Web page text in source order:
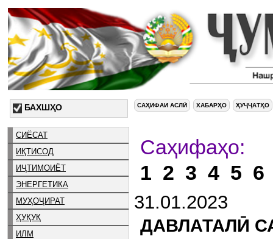
БАХШҲО
СИЁСАТ
ИҚТИСОД
ИҶТИМОИЁТ
ЭНЕРГЕТИКА
МУҲОҶИРАТ
ҲУҚУҚ
ИЛМ
САҲИФАИ АСЛӢ ХАБАРҲО ҲУҶҶАТҲО
1 2 3 4 5 6
31.01.2023
ДАВЛАТАЛӢ